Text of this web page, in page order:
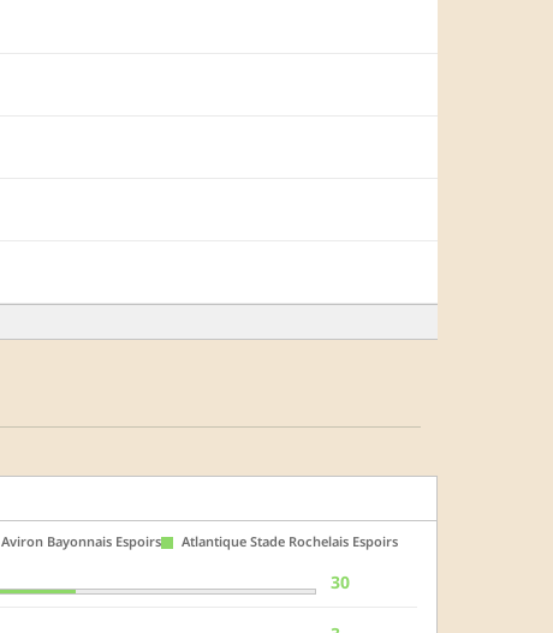
Aviron Bayonnais Espoirs Atlantique Stade Rochelais Espoirs
30